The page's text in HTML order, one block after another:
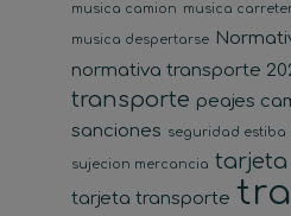
musica camion musica
musica despertarse
normativa transporte
transporte peajes
sanciones
seguridad estiba
sujecion mercancia
tarjeta transporte